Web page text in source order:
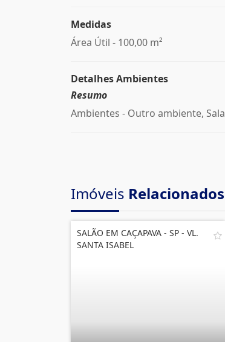
Medidas
Área Útil - 100,00 m²
Detalhes Ambientes
Resumo
Ambientes - Outro ambiente, Sala
Imóveis Relacionados
SALÃO EM CAÇAPAVA - SP - VL.
SANTA ISABEL